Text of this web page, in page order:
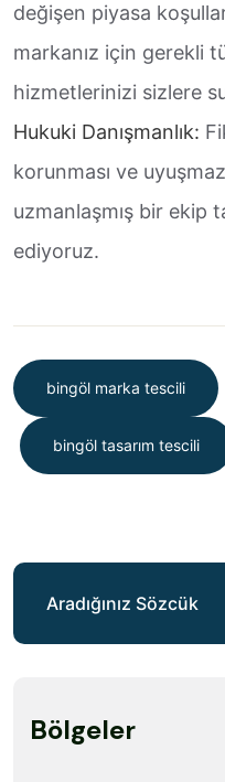
değişen piyasa
markanız için gerekli
hizmetlerinizi sizlere
Hukuki Danışmanlık:
korunması ve
uzmanlaşmış bir ekip
ediyoruz.
bingöl marka tescili
bingöl tasarım tescili
Bölgeler